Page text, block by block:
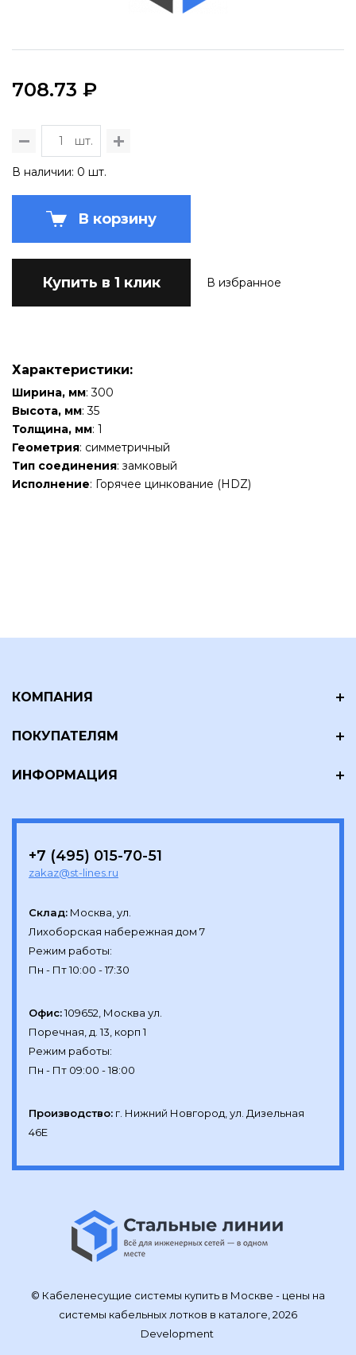
708.73 ₽
шт.
В наличии: 0 шт.
В корзину
Купить в 1 клик В избранное
Характеристики:
Ширина, мм: 300
Высота, мм: 35
Толщина, мм: 1
Геометрия: симметричный
Тип соединения: замковый
Исполнение: Горячее цинкование (HDZ)
КОМПАНИЯ
ПОКУПАТЕЛЯМ
ИНФОРМАЦИЯ
+7 (495) 015-70-51
zakaz@st-lines.ru
Склад: Москва, ул.
Лихоборская набережная дом 7
Режим работы:
Офис:109652, Москва ул.
Поречная, д. 13, корп 1
Режим работы:
Производство: г. Нижний Новгород, ул. Дизельная
46Е
© Кабеленесущие системы купить в Москве - цены на
системы кабельных лотков в каталоге, 2026
Development